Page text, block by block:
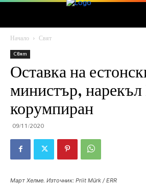
Начало Свят
Свят
Оставка на
министър,
корумпиран
09/11/2020
Март Хелме. Източник: Priit Mürk / ERR